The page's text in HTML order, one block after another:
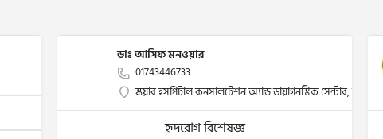
ডাঃ আসিফ মনওয়ার
01743446733
স্কয়ার হসপিটাল কনসালটেশন অ্যান্ড ডায়াগনস্টিক সেন্টার, সিলেট
হৃদরোগ বিশেষজ্ঞ